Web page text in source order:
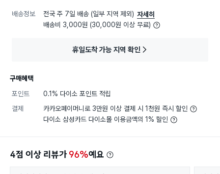
배송정보 전국 주 7일 배송 (일부 지역 제외) 자세히
배송비 3,000원 (30,000원 이상 무료)
휴일도착 가능 지역 확인
구매혜택
포인트
0.1% 다이소 포인트 적립
결제
카카오페이머니로 3만원 이상 결제 시 1천원 즉시 할인
다이소 삼성카드 다이소몰 이용금액의 1% 할인
4점 이상 리뷰가 96%예요